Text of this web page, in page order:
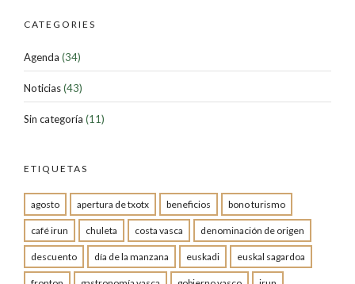
CATEGORIES
Agenda (34)
Noticias(43)
Sin categoría (11)
ETIQUETAS
agosto apertura de txotx beneficios bono turismo
café irun chuleta costa vasca denominación de origen
descuento día de la manzana euskadi euskal sagardoa